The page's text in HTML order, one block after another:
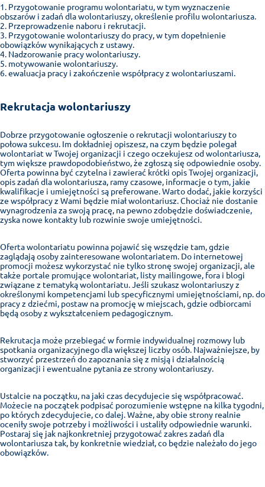
Przygotowanie programu wolontariatu, w tym wyznaczenie
obszarów i zadań dla wolontariuszy, określenie profilu wolontariusza.
Przeprowadzenie naboru i rekrutacji.
Przygotowanie wolontariuszy do pracy, w tym dopełnienie
obowiązków wynikających z ustawy.
Nadzorowanie pracy wolontariuszy.
motywowanie wolontariuszy.
ewaluacja pracy i zakończenie współpracy z wolontariuszami.
Rekrutacja wolontariuszy
Dobrze przygotowanie ogłoszenie o rekrutacji wolontariuszy to
połowa sukcesu. Im dokładniej opiszesz, na czym będzie polegał
wolontariat w Twojej organizacji i czego oczekujesz od wolontariusza,
tym większe prawdopodobieństwo, że zgłoszą się odpowiednie osoby.
Oferta powinna być czytelna i zawierać krótki opis Twojej organizacji,
opis zadań dla wolontariusza, ramy czasowe, informacje o tym, jakie
kwalifikacje i umiejętności są preferowane. Warto dodać, jakie korzyści
ze współpracy z Wami będzie miał wolontariusz. Chociaż nie dostanie
wynagrodzenia za swoją pracę, na pewno zdobędzie doświadczenie,
zyska nowe kontakty lub rozwinie swoje umiejętności.
Oferta wolontariatu powinna pojawić się wszędzie tam, gdzie
zaglądają osoby zainteresowane wolontariatem. Do internetowej
promocji możesz wykorzystać nie tylko stronę swojej organizacji, ale
także portale promujące wolontariat, listy mailingowe, fora i blogi
związane z tematyką wolontariatu. Jeśli szukasz wolontariuszy z
określonymi kompetencjami lub specyficznymi umiejętnościami, np. do
pracy z dziećmi, postaw na promocję w miejscach, gdzie odbiorcami
będą osoby z wykształceniem pedagogicznym.
Rekrutacja może przebiegać w formie indywidualnej rozmowy lub
spotkania organizacyjnego dla większej liczby osób. Najważniejsze, by
stworzyć przestrzeń do zapoznania się z misją i działalnością
organizacji i ewentualne pytania ze strony wolontariuszy.
Ustalcie na początku, na jaki czas decydujecie się współpracować.
Możecie na początek podpisać porozumienie wstępne na kilka tygodni,
po których zdecydujecie, co dalej. Ważne, aby obie strony realnie
oceniły swoje potrzeby i możliwości i ustaliły odpowiednie warunki.
Postaraj się jak najkonkretniej przygotować zakres zadań dla
wolontariusza tak, by konkretnie wiedział, co będzie należało do jego
obowiązków.